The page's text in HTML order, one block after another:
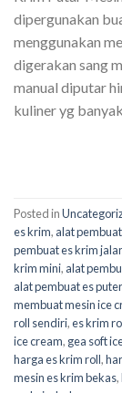
dipergunakan
menggunakan
digerakan sang
manual diputar
kuliner yg
Posted in
es krim, alat
pembuat es krim
krim mini, alat
alat pembuat es
membuat mesin ice
roll sendiri,es krim
ice cream, gea soft
harga es krim roll,
mesin es krim bekas,